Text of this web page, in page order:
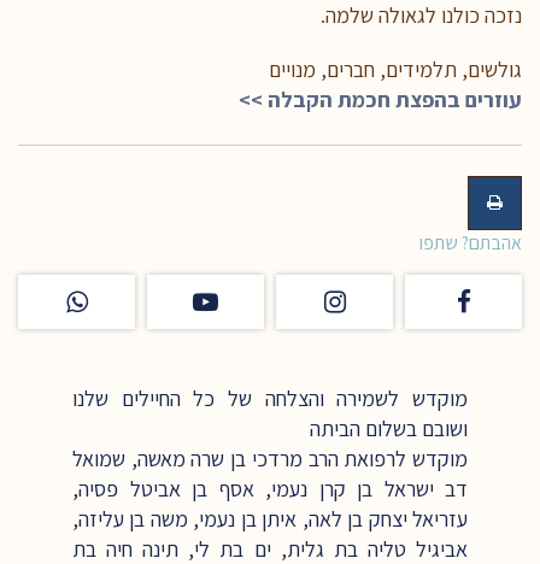
נזכה כולנו לגאולה שלמה.
גולשים, תלמידים, חברים, מנויים
עוזרים בהפצת חכמת הקבלה >>
אהבתם? שתפו
מוקדש לשמירה והצלחה של כל החיילים שלנו
ושובם בשלום הביתה
מוקדש לרפואת הרב מרדכי בן שרה מאשה, שמואל
דב ישראל בן קרן נעמי, אסף בן אביטל פסיה,
עזריאל יצחק בן לאה, איתן בן נעמי, משה בן עליזה,
אביגיל טליה בת גלית, ים בת לי, תינה חיה בת